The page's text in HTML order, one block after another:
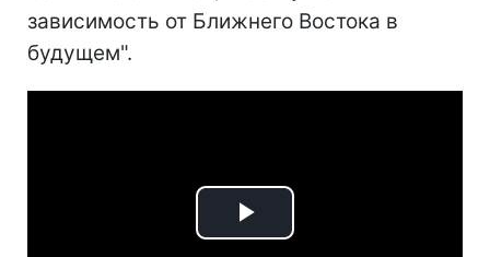
зависимость от Ближнего Востока в
будущем".
Play